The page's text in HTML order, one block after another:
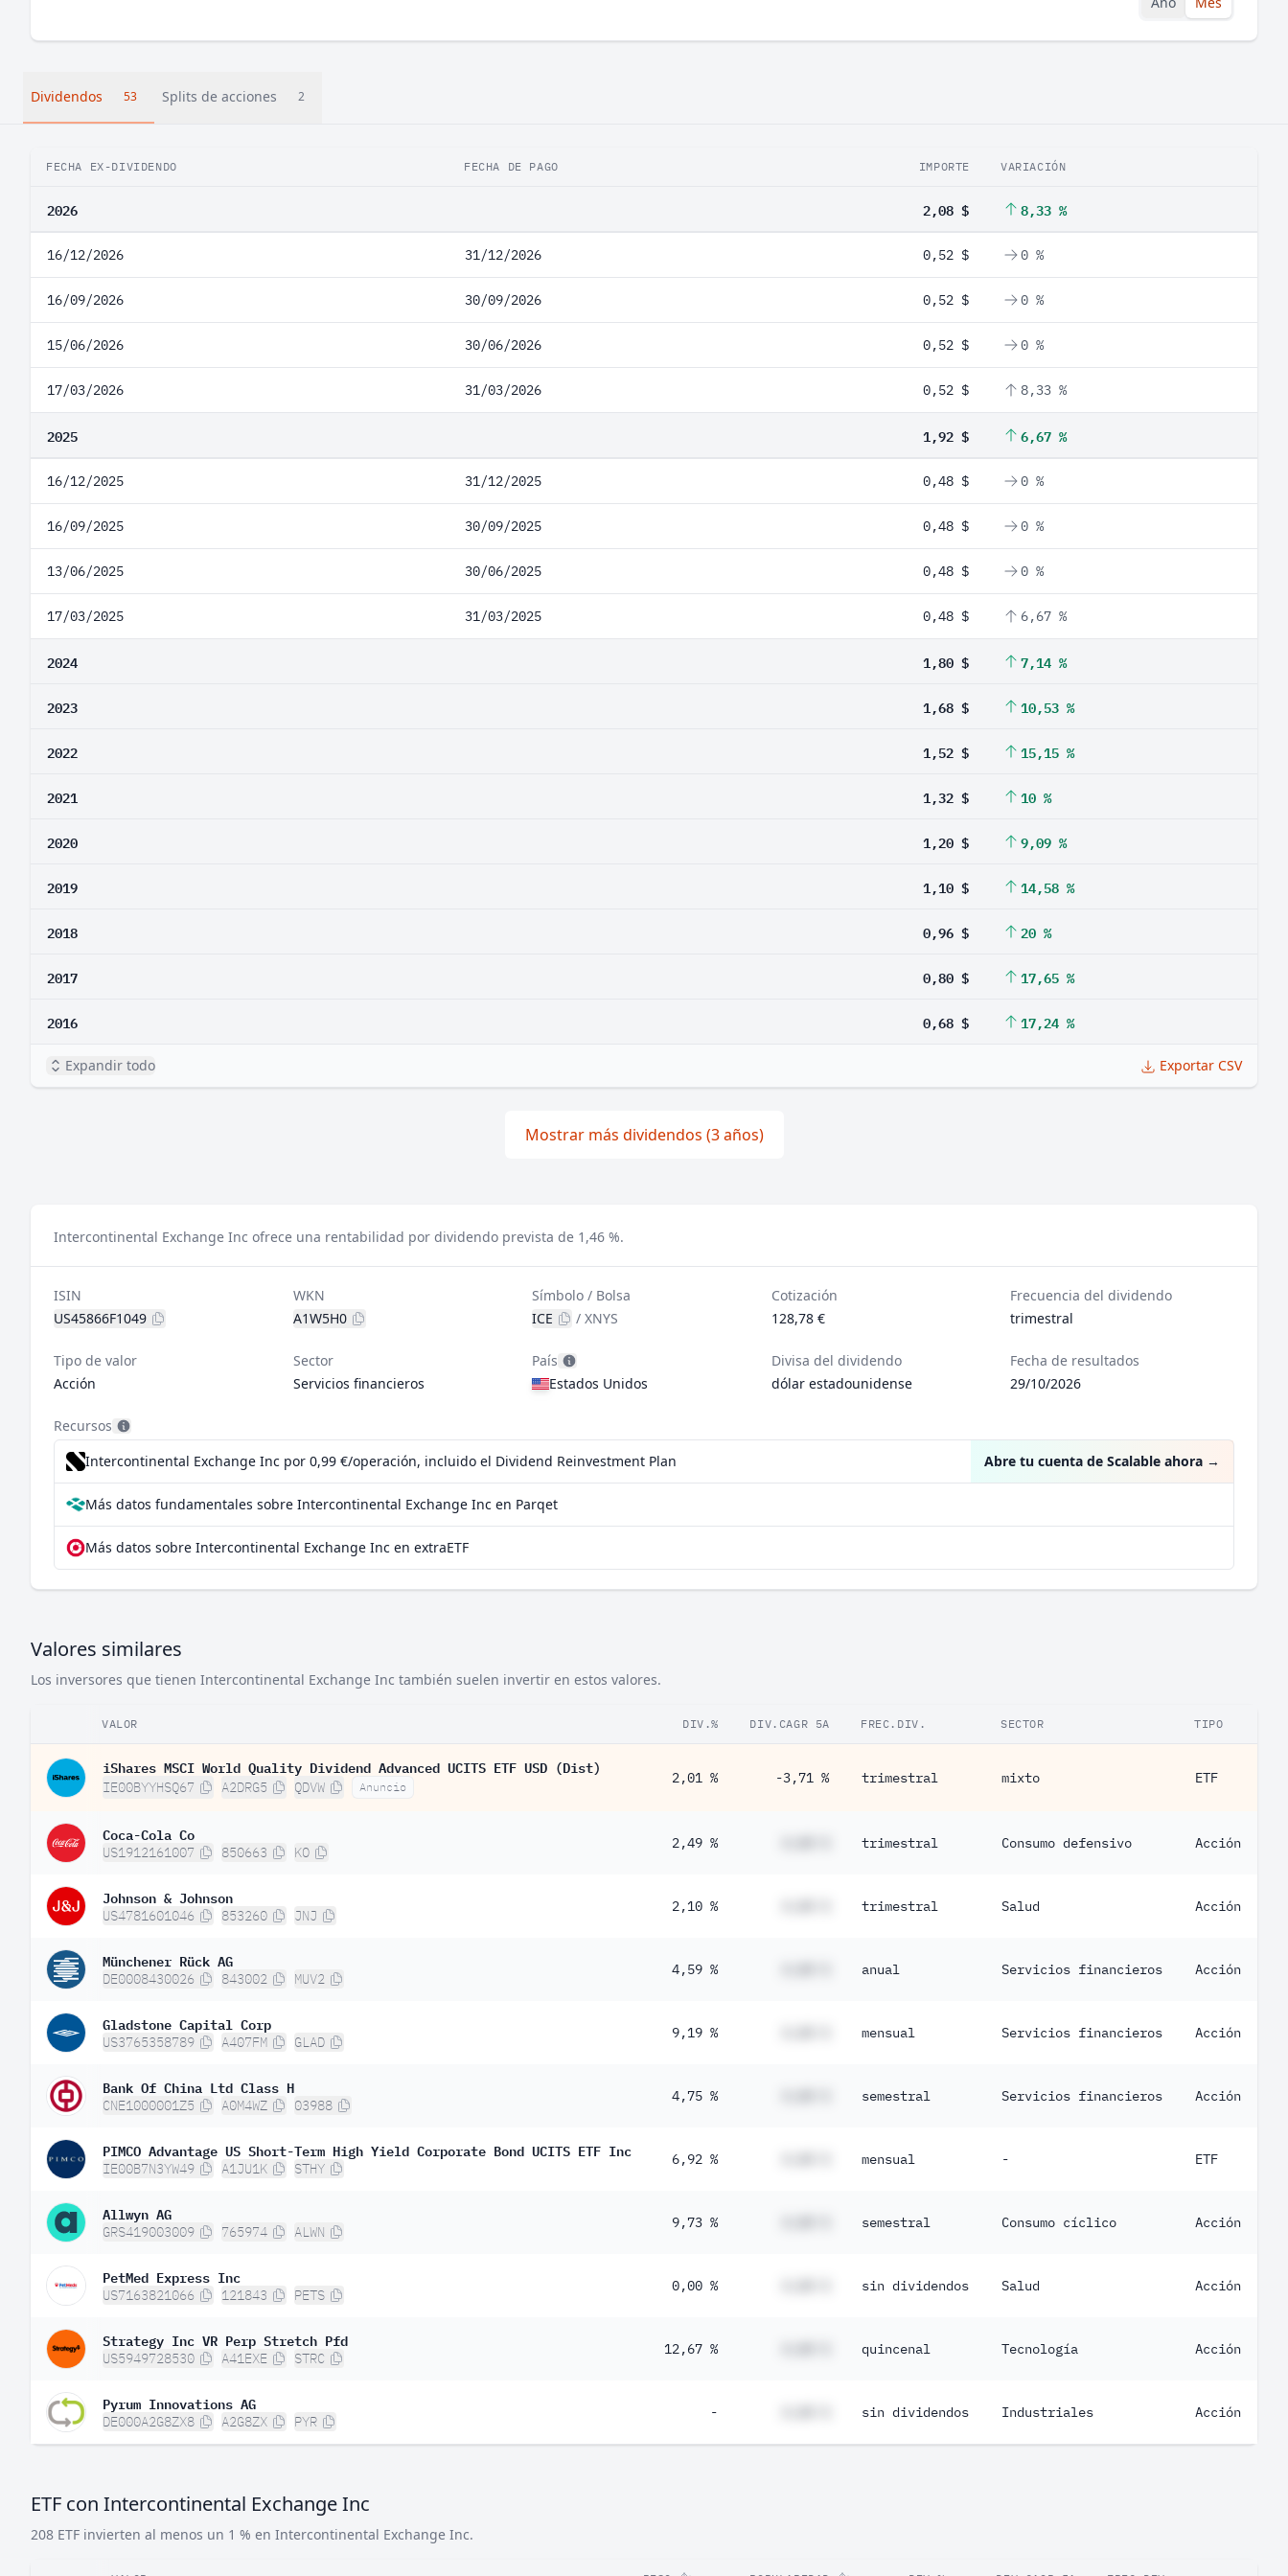
Dividendos 53 Splits de acciones 2
FECHA EX-DIVIDENDO FECHA DE PAGO IMPORTE VARIACIÓN
2026 2,08 $ 8,33 %
16/12/2026 31/12/2026 0,52 $ 0 %
16/09/2026 30/09/2026 0,52 $ 0 %
15/06/2026 30/06/2026 0,52 $ 0 %
17/03/2026 31/03/2026 0,52 $ 8,33 %
2025 1,92 $ 6,67 %
16/12/2025 31/12/2025 0,48 $ 0 %
16/09/2025 30/09/2025 0,48 $ 0 %
13/06/2025 30/06/2025 0,48 $ 0 %
17/03/2025 31/03/2025 0,48 $ 6,67 %
2024 1,80 $ 7,14 %
2023 1,68 $ 10,53 %
2022 1,52 $ 15,15 %
2021 1,32 $ 10 %
2020 1,20 $ 9,09 %
2019 1,10 $ 14,58 %
2018 0,96 $ 20 %
2017 0,80 $ 17,65 %
2016 0,68 $ 17,24 %
Expandir todo Exportar CSV
Mostrar más dividendos (3 años)
Intercontinental Exchange Inc ofrece una rentabilidad por dividendo prevista de 1,46 %.
ISIN
US45866F1049
WKN
A1W5H0
Símbolo / Bolsa
ICE
/XNYS
Cotización
128,78 €
Frecuencia del dividendo
trimestral
Tipo de valor
Acción
Sector
Servicios financieros
País
Estados Unidos
Divisa del dividendo
dólar estadounidense
Fecha de resultados
29/10/2026
Recursos
Intercontinental Exchange Inc por 0,99 €/operación, incluido el Dividend Reinvestment Plan
Abre tu cuenta de Scalable ahora →
Más datos fundamentales sobre Intercontinental Exchange Inc en Parqet
Más datos sobre Intercontinental Exchange Inc en extraETF
Valores similares
Los inversores que tienen Intercontinental Exchange Inc también suelen invertir en estos valores.
VALOR DIV.% DIV.CAGR 5A FREC.DIV. SECTOR TIPO
iShares MSCI World Quality Dividend Advanced UCITS ETF USD (Dist)
IE00BYYHSQ67 A2DRG5 QDVW Anuncio
2,01 % -3,71 % trimestral mixto ETF
Coca-Cola Co
US1912161007 850663 KO
2,49 % trimestral Consumo defensivo Acción
Johnson & Johnson
US4781601046 853260 JNJ
2,10 % trimestral Salud Acción
Münchener Rück AG
DE0008430026 843002 MUV2
4,59 % anual Servicios financieros Acción
Gladstone Capital Corp
US3765358789 A407FM GLAD
9,19 % mensual Servicios financieros Acción
Bank Of China Ltd Class H
CNE1000001Z5 A0M4WZ 03988
4,75 % semestral Servicios financieros Acción
PIMCO Advantage US Short-Term High Yield Corporate Bond UCITS ETF Inc
IE00B7N3YW49 A1JU1K STHY
6,92 % mensual - ETF
Allwyn AG
GRS419003009 765974 ALWN
9,73 % semestral Consumo cíclico Acción
PetMed Express Inc
US7163821066 121843 PETS
0,00 % sin dividendos Salud Acción
Strategy Inc VR Perp Stretch Pfd
US5949728530 A41EXE STRC
12,67 % quincenal Tecnología Acción
Pyrum Innovations AG
DE000A2G8ZX8 A2G8ZX PYR
- sin dividendos Industriales Acción
ETF con Intercontinental Exchange Inc
208 ETF invierten al menos un 1 % en Intercontinental Exchange Inc.